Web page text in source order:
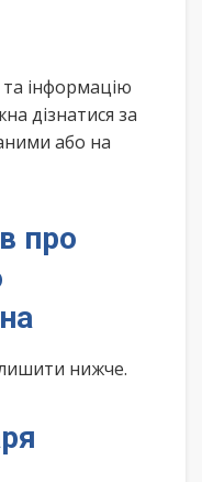
інформацію
дізнатися за
або на
про
нижче.